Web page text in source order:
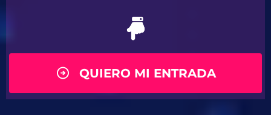
QUIERO MI ENTRADA